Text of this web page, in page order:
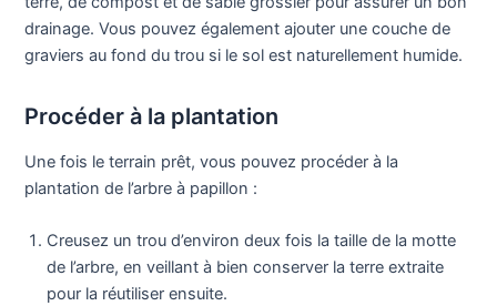
drainage. Vous pouvez également ajouter une couche de
graviers au fond du trou si le sol est naturellement humide.
Procéder à la plantation
Une fois le terrain prêt, vous pouvez procéder à la
plantation de l’arbre à papillon :
Creusez un trou d’environ deux fois la taille de la motte
de l’arbre, en veillant à bien conserver la terre extraite
pour la réutiliser ensuite.